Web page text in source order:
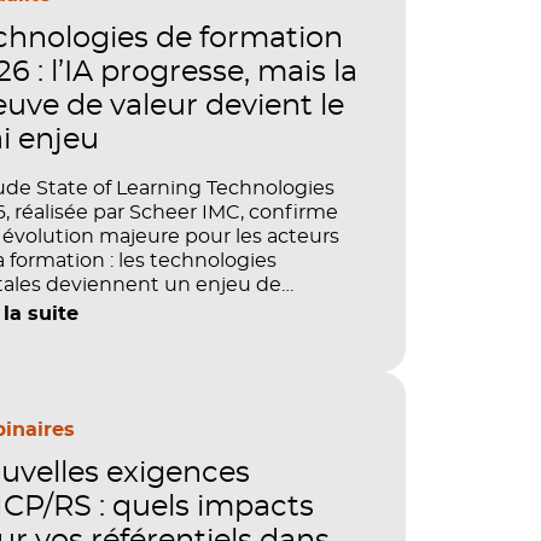
de formation
: l’IA progresse, mais la
de valeur devient le
enjeu
State of Learning Technologies
réalisée par Scheer IMC, confirme
majeure pour les acteurs
formation : les technologies
deviennent un enjeu de
de performance et de preuve
démontrer concrètement
la productivité et la
des organisations ?
la suite
exigences
RS : quels impacts